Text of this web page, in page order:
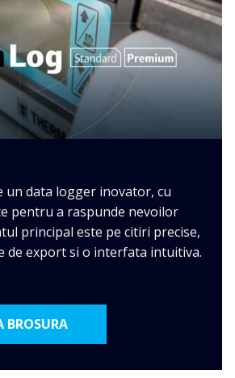
un data logger inovator, cu
pentru a raspunde nevoilor
principal este pe citiri precise,
de export si o interfata intuitiva.
BROSURA